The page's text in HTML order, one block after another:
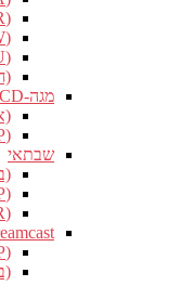
(BR)
(CN TW)
(RU)
מגה-CD (הכל)
(JP)
שבתאי
(JP)
(KR)
(JP)